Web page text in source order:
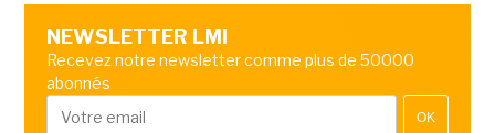
NEWSLETTER LMI
Recevez notre newsletter comme plus de 50000
abonnés
OK